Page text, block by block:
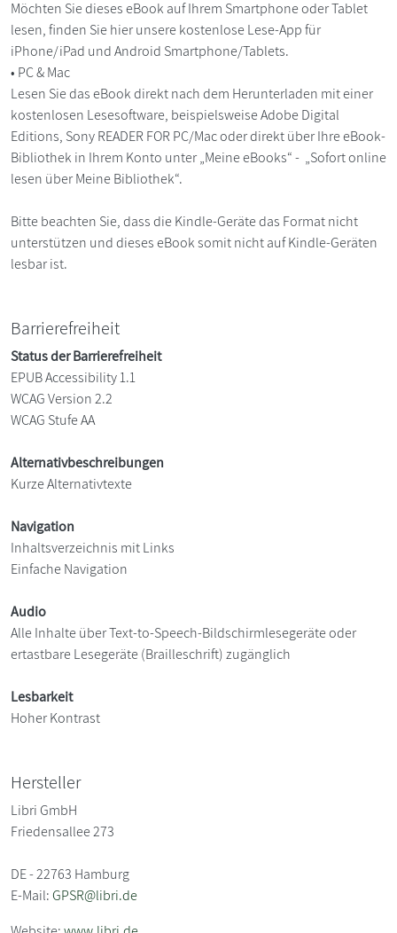
Möchten Sie dieses eBook auf Ihrem Smartphone oder Tablet
lesen, finden Sie hier unsere kostenlose Lese-App für
iPhone/iPad und Android Smartphone/Tablets.
• PC & Mac
Lesen Sie das eBook direkt nach dem Herunterladen mit einer
kostenlosen Lesesoftware, beispielsweise Adobe Digital
Editions, Sony READER FOR PC/Mac oder direkt über Ihre eBook-
Bibliothek in Ihrem Konto unter „Meine eBooks“ - „Sofort online
lesen über Meine Bibliothek“.
Bitte beachten Sie, dass die Kindle-Geräte das Format nicht
unterstützen und dieses eBook somit nicht auf Kindle-Geräten
lesbar ist.
Barrierefreiheit
Status der Barrierefreiheit
EPUB Accessibility 1.1
WCAG Version 2.2
WCAG Stufe AA
Alternativbeschreibungen
Kurze Alternativtexte
Navigation
Inhaltsverzeichnis mit Links
Einfache Navigation
Audio
Alle Inhalte über Text-to-Speech-Bildschirmlesegeräte oder
ertastbare Lesegeräte (Brailleschrift) zugänglich
Lesbarkeit
Hoher Kontrast
Hersteller
Libri GmbH
Friedensallee 273
DE - 22763 Hamburg
E-Mail:GPSR@libri.de